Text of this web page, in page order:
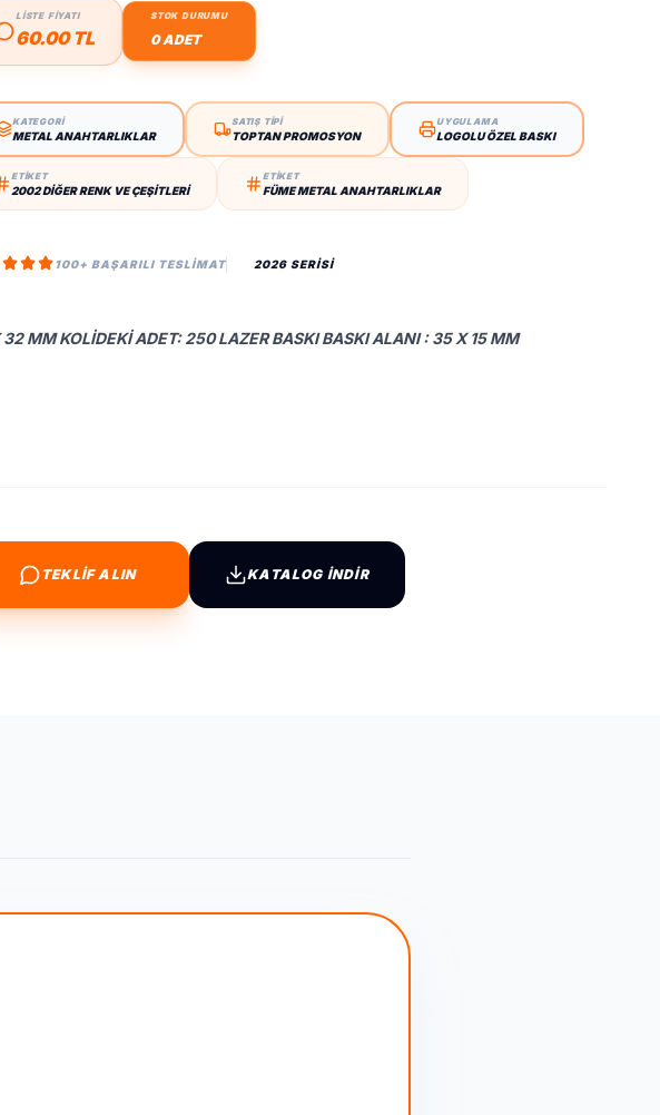
LİSTE FİYATI
60.00 TL
STOK DURUMU
0 ADET
KATEGORİ
METAL ANAHTARLIKLAR
SATIŞ TİPİ
TOPTAN PROMOSYON
UYGULAMA
LOGOLU ÖZEL BASKI
ETİKET
2002 DIĞER RENK VE ÇEŞITLERI
ETİKET
FÜME METAL ANAHTARLIKLAR
100+ BAŞARILI TESLIMAT 2026 SERİSİ
32 MM KOLIDEKI ADET: 250 LAZER BASKI BASKI ALANI : 35 X 15 MM
TEKLİF ALIN KATALOG İNDİR